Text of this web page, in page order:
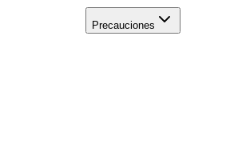
Precauciones